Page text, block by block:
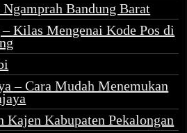
Bandung Barat
Kilas Mengenai Kode Pos di
– Cara Mudah Menemukan
Kajen Kabupaten Pekalongan